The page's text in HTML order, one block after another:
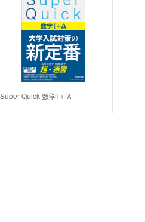
Super Quick 数学Ⅰ＋Ａ